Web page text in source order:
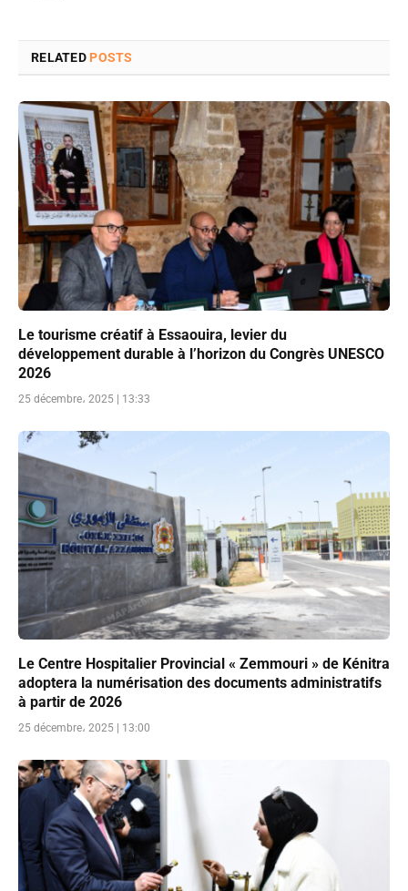
RELATED POSTS
Le tourisme créatif à Essaouira, levier du
développement durable à l’horizon du Congrès UNESCO
2026
25 décembre، 2025 | 13:33
Le Centre Hospitalier Provincial « Zemmouri » de Kénitra
adoptera la numérisation des documents administratifs
à partir de 2026
25 décembre، 2025 | 13:00